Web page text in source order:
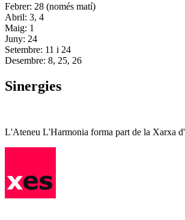
Febrer: 28 (només matí)
Abril: 3, 4
Maig: 1
Juny: 24
Setembre: 11 i 24
Desembre: 8, 25, 26
Sinergies
L'Ateneu L'Harmonia forma part de la Xarxa